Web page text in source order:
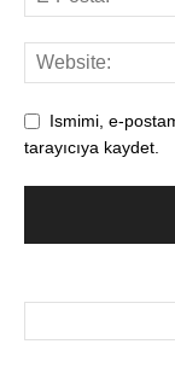
Ismimi, e-
tarayıcıya kaydet.